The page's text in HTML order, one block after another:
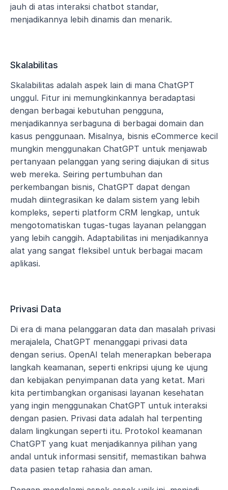
jauh di atas interaksi chatbot standar,
menjadikannya lebih dinamis dan menarik.
Skalabilitas
Skalabilitas adalah aspek lain di mana ChatGPT
unggul. Fitur ini memungkinkannya beradaptasi
dengan berbagai kebutuhan pengguna,
menjadikannya serbaguna di berbagai domain dan
kasus penggunaan. Misalnya, bisnis eCommerce kecil
mungkin menggunakan ChatGPT untuk menjawab
pertanyaan pelanggan yang sering diajukan di situs
web mereka. Seiring pertumbuhan dan
perkembangan bisnis, ChatGPT dapat dengan
mudah diintegrasikan ke dalam sistem yang lebih
kompleks, seperti platform CRM lengkap, untuk
mengotomatiskan tugas-tugas layanan pelanggan
yang lebih canggih. Adaptabilitas ini menjadikannya
alat yang sangat fleksibel untuk berbagai macam
aplikasi.
Privasi Data
Di era di mana pelanggaran data dan masalah privasi
merajalela, ChatGPT menanggapi privasi data
dengan serius. OpenAI telah menerapkan beberapa
langkah keamanan, seperti enkripsi ujung ke ujung
dan kebijakan penyimpanan data yang ketat. Mari
kita pertimbangkan organisasi layanan kesehatan
yang ingin menggunakan ChatGPT untuk interaksi
dengan pasien. Privasi data adalah hal terpenting
dalam lingkungan seperti itu. Protokol keamanan
ChatGPT yang kuat menjadikannya pilihan yang
andal untuk informasi sensitif, memastikan bahwa
data pasien tetap rahasia dan aman.